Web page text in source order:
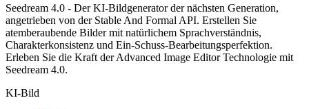
Seedream 4.0 - Der KI-Bildgenerator der nächsten Generation,
angetrieben von der Stable And Formal API. Erstellen Sie
atemberaubende Bilder mit natürlichem Sprachverständnis,
Charakterkonsistenz und Ein-Schuss-Bearbeitungsperfektion.
Erleben Sie die Kraft der Advanced Image Editor Technologie mit
Seedream 4.0.
KI-Bild